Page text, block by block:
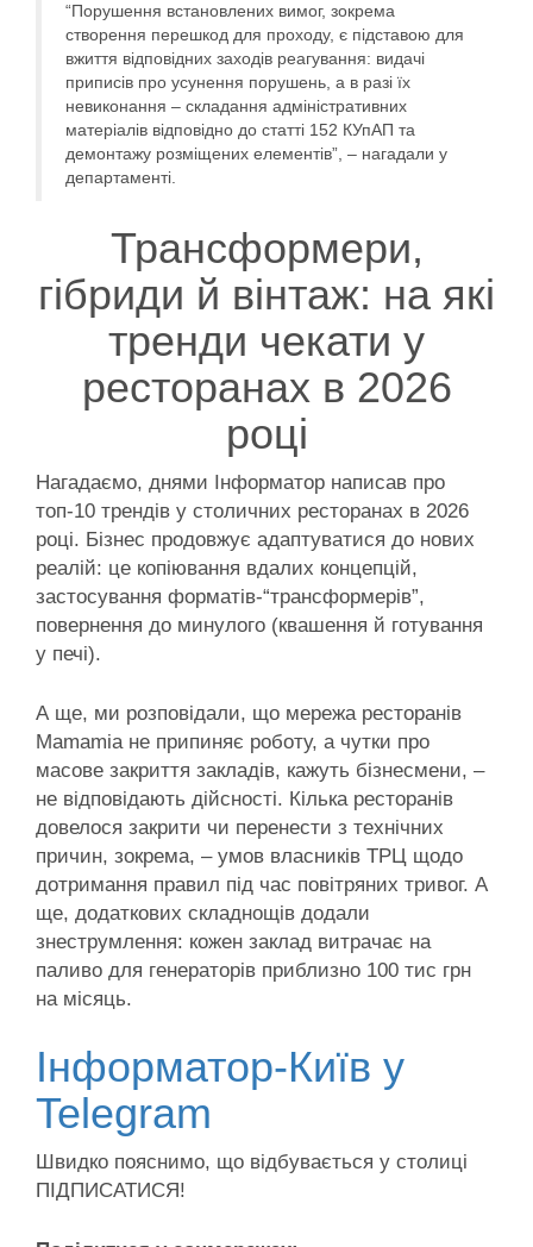
“Порушення встановлених вимог, зокрема
створення перешкод для проходу, є підставою для
вжиття відповідних заходів реагування: видачі
приписів про усунення порушень, а в разі їх
невиконання – складання адміністративних
матеріалів відповідно до статті 152 КУпАП та
демонтажу розміщених елементів”, – нагадали у
департаменті.
Трансформери,
гібриди й вінтаж: на які
тренди чекати у
ресторанах в 2026
році
Нагадаємо, днями Інформатор написав про
топ-10 трендів у столичних ресторанах в 2026
році. Бізнес продовжує адаптуватися до нових
реалій: це копіювання вдалих концепцій,
застосування форматів-“трансформерів”,
повернення до минулого (квашення й готування
у печі).
А ще, ми розповідали, що мережа ресторанів
Mamamia не припиняє роботу, а чутки про
масове закриття закладів, кажуть бізнесмени, –
не відповідають дійсності. Кілька ресторанів
довелося закрити чи перенести з технічних
причин, зокрема, – умов власників ТРЦ щодо
дотримання правил під час повітряних тривог. А
ще, додаткових складнощів додали
знеструмлення: кожен заклад витрачає на
паливо для генераторів приблизно 100 тис грн
на місяць.
Інформатор-Київ у
Telegram
Швидко пояснимо, що відбувається у столиці
ПІДПИСАТИСЯ!